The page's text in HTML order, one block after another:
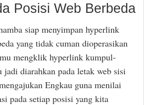
Posisi Web Berbeda
siap menyimpan hyperlink
yang tidak cuman dioperasikan
mengklik hyperlink kumpul-
diarahkan pada letak web sisi
Engkau guna menilai
pada setiap posisi yang kita